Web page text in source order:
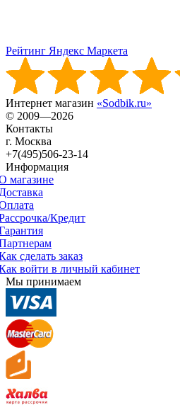
Рейтинг Яндекс Маркета
Интернет магазин «Sodbik.ru»
© 2009—2026
Контакты
г. Москва
+7(495)506-23-14
Информация
магазине
Кредит
сделать заказ
войти в личный кабинет
Мы принимаем